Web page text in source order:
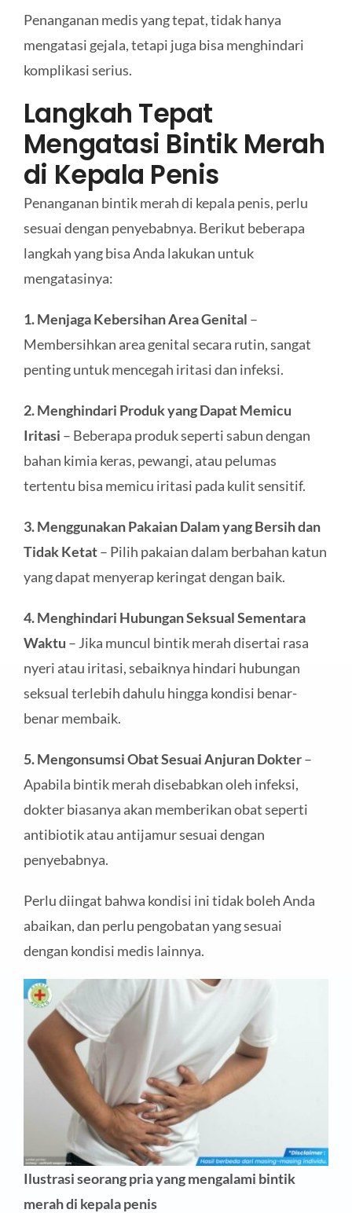
Penanganan medis yang tepat, tidak hanya
mengatasi gejala, tetapi juga bisa menghindari
komplikasi serius.
Langkah Tepat
Mengatasi Bintik Merah
di Kepala Penis
Penanganan bintik merah di kepala penis, perlu
sesuai dengan penyebabnya. Berikut beberapa
langkah yang bisa Anda lakukan untuk
mengatasinya:
1. Menjaga Kebersihan Area Genital –
Membersihkan area genital secara rutin, sangat
penting untuk mencegah iritasi dan infeksi.
2. Menghindari Produk yang Dapat Memicu
Iritasi – Beberapa produk seperti sabun dengan
bahan kimia keras, pewangi, atau pelumas
tertentu bisa memicu iritasi pada kulit sensitif.
3. Menggunakan Pakaian Dalam yang Bersih dan
Tidak Ketat– Pilih pakaian dalam berbahan katun
yang dapat menyerap keringat dengan baik.
4. Menghindari Hubungan Seksual Sementara
Waktu – Jika muncul bintik merah disertai rasa
nyeri atau iritasi, sebaiknya hindari hubungan
seksual terlebih dahulu hingga kondisi benar-
benar membaik.
5. Mengonsumsi Obat Sesuai Anjuran Dokter–
Apabila bintik merah disebabkan oleh infeksi,
dokter biasanya akan memberikan obat seperti
antibiotik atau antijamur sesuai dengan
penyebabnya.
Perlu diingat bahwa kondisi ini tidak boleh Anda
abaikan, dan perlu pengobatan yang sesuai
dengan kondisi medis lainnya.
Ilustrasi seorang pria yang mengalami bintik
merah di kepala penis